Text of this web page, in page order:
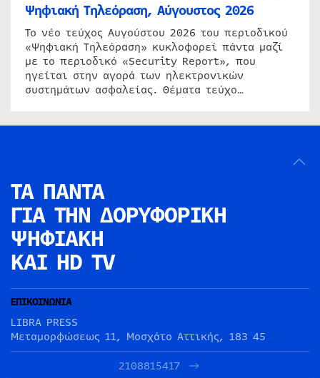
Ψηφιακή Τηλεόραση, Αύγουστος 2026
Το νέο τεύχος Αυγούστου 2026 του περιοδικού
«Ψηφιακή Τηλεόραση» κυκλοφορεί πάντα μαζί
με το περιοδικό «Security Report», που
ηγείται στην αγορά των ηλεκτρονικών
συστημάτων ασφαλείας. Θέματα τεύχο…
ΤΑ ΠΑΝΤΑ
ΓΙΑ ΤΗΝ ΔΟΡΥΦΟΡΙΚΗ
ΨΗΦΙΑΚΗ
ΚΑΙ HD TV
ΕΠΙΚΟΙΝΩΝΙΑ
LIBRA PRESS
Μεταμορφώσεως 11, Μοσχάτο Αττικής, 183 45
2108815417